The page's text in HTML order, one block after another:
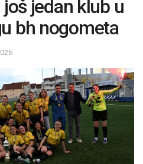
jedan klub u
bh nogometa